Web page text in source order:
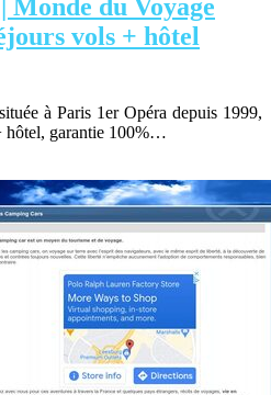
Monde du Voyage
vols + hôtel
à Paris 1er Opéra depuis 1999,
hôtel, garantie 100%…